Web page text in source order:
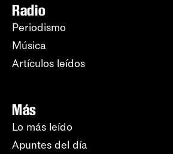
Radio
Periodismo
Música
Artículos leídos
Más
Lo más leído
Apuntes del día